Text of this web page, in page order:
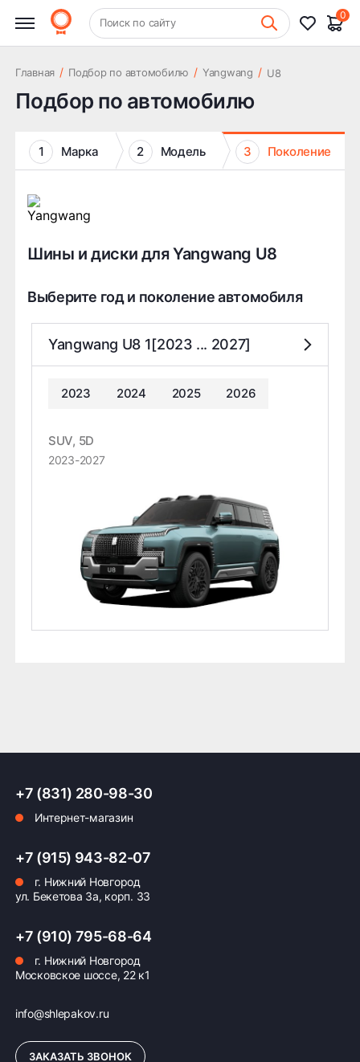
+7 (831) 261-35-35 Шиномонтаж
Поиск по сайту
0
Главная / Подбор по автомобилю / Yangwang / U8
Подбор по автомобилю
1 Марка 2 Модель 3 Поколение
Шины и диски для Yangwang U8
Выберите год и поколение автомобиля
Yangwang U8 1[2023 ... 2027]
2023 2024 2025 2026
SUV, 5D
2023-2027
+7 (831) 280-98-30
Интернет-магазин
+7 (915) 943-82-07
г. Нижний Новгород
ул. Бекетова 3а, корп. 33
+7 (910) 795-68-64
г. Нижний Новгород
Московское шоссе, 22 к1
info@shlepakov.ru
ЗАКАЗАТЬ ЗВОНОК